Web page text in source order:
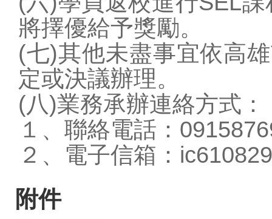
將擇優給予獎勵。
(七)其他未盡事宜依高
定或決議辦理。
(八)業務承辦連絡方式：
１、聯絡電話：
２、電子信箱：
附件